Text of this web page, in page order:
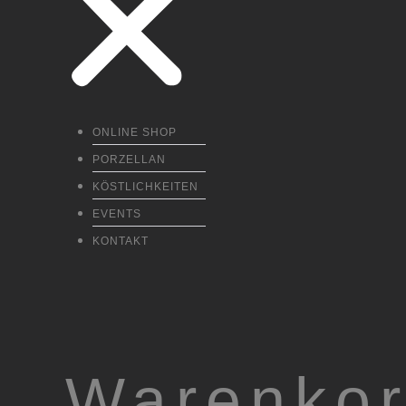
ONLINE SHOP
PORZELLAN
KÖSTLICHKEITEN
EVENTS
KONTAKT